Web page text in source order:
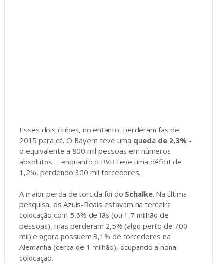
Esses dois clubes, no entanto, perderam fãs de
2015 para cá. O Bayern teve uma queda de 2,3% -
o equivalente a 800 mil pessoas em números
absolutos -, enquanto o BVB teve uma déficit de
1,2%, perdendo 300 mil torcedores.
A maior perda de torcida foi do Schalke. Na última
pesquisa, os Azuis-Reais estavam na terceira
colocação com 5,6% de fãs (ou 1,7 milhão de
pessoas), mas perderam 2,5% (algo perto de 700
mil) e agora possuem 3,1% de torcedores na
Alemanha (cerca de 1 milhão), ocupando a nona
colocação.